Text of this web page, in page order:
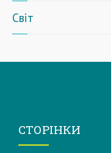
Світ
СТОРІНКИ